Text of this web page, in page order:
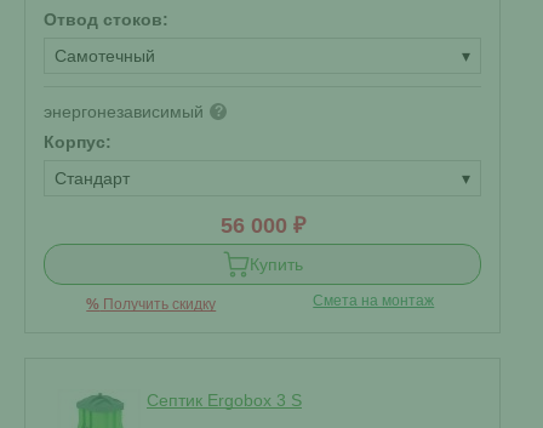
Отвод стоков:
Самотечный
▾
энергонезависимый ?
Корпус:
Стандарт
▾
56 000 ₽
Купить
% Получить скидку Смета на монтаж
Септик Ergobox 3 S